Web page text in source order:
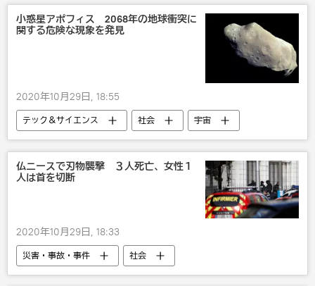
小惑星アポフィス 2068年の地球衝突に
関する危険な現象を発見
2020年10月29日, 18:55
テック＆サイエンス 社会 宇宙
仏ニースで刃物襲撃 ３人死亡、女性１
人は首を切断
2020年10月29日, 18:33
災害・事故・事件 社会